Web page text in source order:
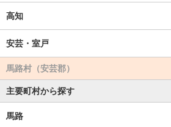
高知
安芸・室戸
馬路村（安芸郡）
主要町村から探す
馬路